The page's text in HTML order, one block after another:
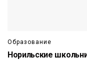
Образование
Норильские